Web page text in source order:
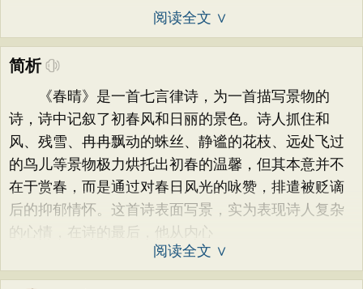
阅读全文 ∨
简析
《春晴》是一首七言律诗，为一首描写景物的
诗，诗中记叙了初春风和日丽的景色。诗人抓住和
风、残雪、冉冉飘动的蛛丝、静谧的花枝、远处飞过
的鸟儿等景物极力烘托出初春的温馨，但其本意并不
在于赏春，而是通过对春日风光的咏赞，排遣被贬谪
后的抑郁情怀。这首诗表面写景，实为表现诗人复杂
的心情，在诗的最后，他从内心
阅读全文 ∨